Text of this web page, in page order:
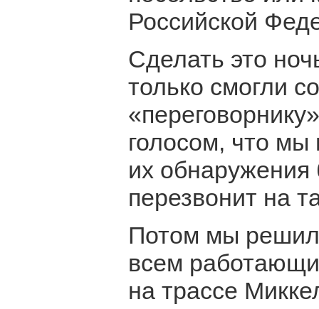
Российской
Сделать это
только смогли
голосом, что мы
их
перезвонит на
Потом мы
всем
на трассе